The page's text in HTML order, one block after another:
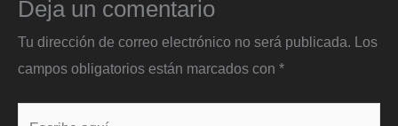
Deja un comentario
Tu dirección de correo electrónico no será publicada. Los
campos obligatorios están marcados con *